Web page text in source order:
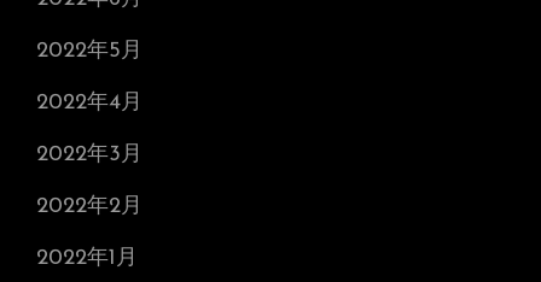
2022年5月
2022年4月
2022年3月
2022年2月
2022年1月